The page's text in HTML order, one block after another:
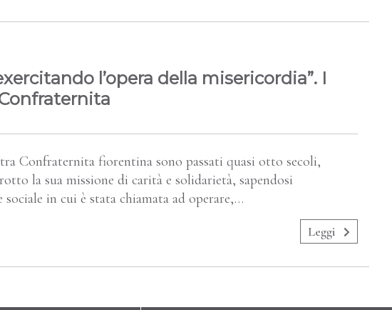
l’opera della misericordia”. I
Confraternita fiorentina sono passati quasi otto secoli,
la sua missione di carità e solidarietà, sapendosi
in cui è stata chiamata ad operare,…
Leggi